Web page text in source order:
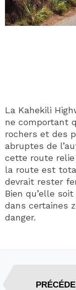
La Kahekili
ne comportant
rochers et des
abruptes de
cette route relie
la route est
devrait rester
Bien qu’elle
dans certaines
danger.